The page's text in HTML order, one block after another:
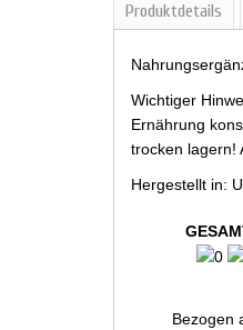
Produktdetails
Wichtiger
Ernährung
trocken lagern!
Hergestellt in:
Bezogen